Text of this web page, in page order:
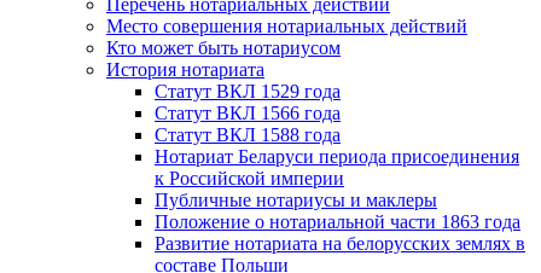
Перечень нотариальных действий
Место совершения нотариальных действий
Кто может быть нотариусом
История нотариата
Статут ВКЛ 1529 года
Статут ВКЛ 1566 года
Статут ВКЛ 1588 года
Нотариат Беларуси периода присоединения
к Российской империи
Публичные нотариусы и маклеры
Положение о нотариальной части 1863 года
Развитие нотариата на белорусских землях в
составе Польши